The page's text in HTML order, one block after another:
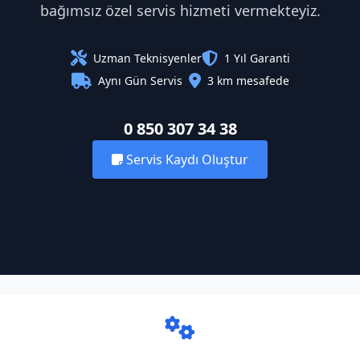
bağımsız özel servis hizmeti vermekteyiz.
Uzman Teknisyenler
1 Yıl Garanti
Aynı Gün Servis
3 km mesafede
0 850 307 34 38
Servis Kaydı Oluştur